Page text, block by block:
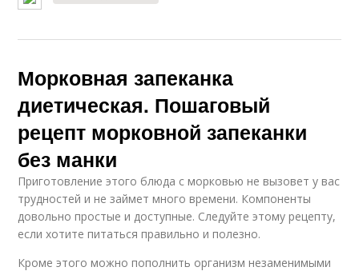
Морковная запеканка
диетическая. Пошаговый
рецепт морковной запеканки
без манки
Приготовление этого блюда с морковью не вызовет у вас
трудностей и не займет много времени. Компоненты
довольно простые и доступные. Следуйте этому рецепту,
если хотите питаться правильно и полезно.
Кроме этого можно пополнить организм незаменимыми